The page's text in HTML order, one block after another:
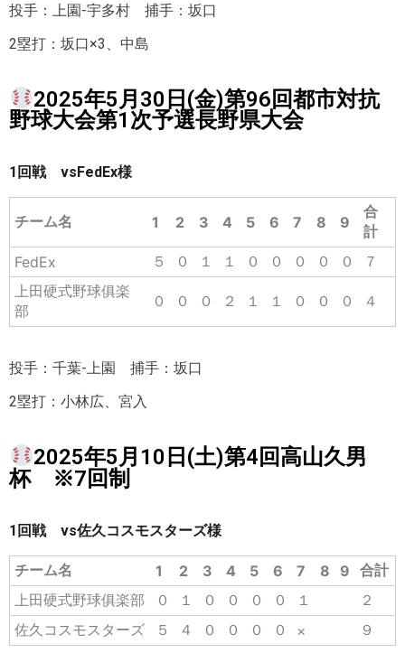
投手：上園-宇多村 捕手：坂口
2塁打：坂口×3、中島
2025年5月30日(金)第96回都市対抗
野球大会第1次予選長野県大会
1回戦 vsFedEx様
チーム名 1 2 3 4 5 6 7 8 9
合
計
FedEx
５ ０ １ １ ０ ０ ０ ０ ０
７
上田硬式野球俱楽
部
０ ０ ０ ２ １ １ ０ ０ ０ ４
投手：千葉-上園 捕手：坂口
2塁打：小林広、宮入
2025年5月10日(土)第4回高山久男
杯 ※7回制
1回戦 vs佐久コスモスターズ様
チーム名 1 2 3 4 5 6 7 8 9 合計
上田硬式野球俱楽部
０ １ ０ ０ ０ ０ １
２
佐久コスモスターズ
５ ４ ０ ０ ０ ０ × ９